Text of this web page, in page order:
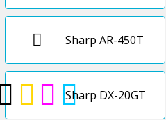
Sharp AR-450T
Sharp DX-20GT